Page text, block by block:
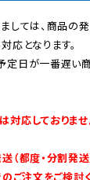
しては、商品の
応となります。
定日が一番遅い
応しておりませ
（都度・分割発
ご注文をご検討